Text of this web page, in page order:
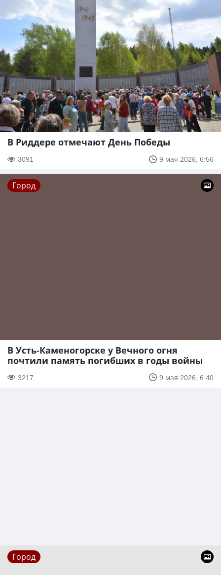
В Риддере отмечают День Победы
3091 9 мая 2026, 6:56
Город
В Усть-Каменогорске у Вечного огня
почтили память погибших в годы войны
3217 9 мая 2026, 6:40
Город